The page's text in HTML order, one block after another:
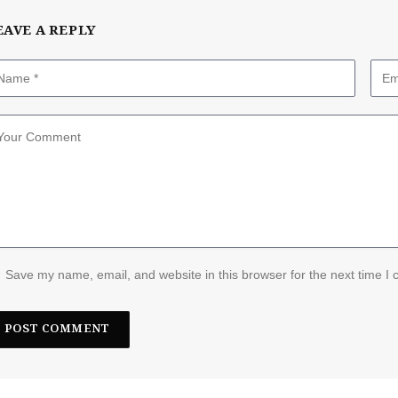
A REPLY
Save my name, email, and website in this browser for the next time I